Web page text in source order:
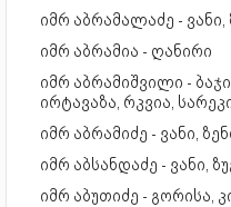
იმრ აბრამალაძე -
იმრ აბრამია - ღანირი
იმრ აბრამიშვილი -
ირტავაზა, რკვია,
იმრ აბრამიძე - ვანი,
იმრ აბსანდაძე - ვანი,
იმრ აბუთიძე - გორისა,